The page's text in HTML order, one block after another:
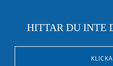
HITTAR DU INTE